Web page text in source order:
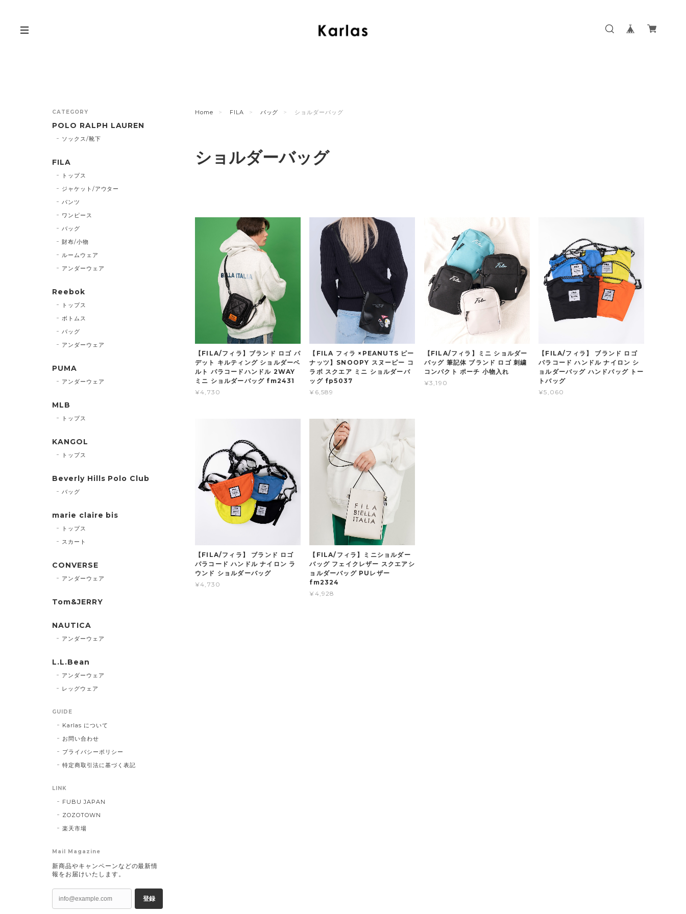
Home FILA バッグ ショルダーバッグ
ショルダーバッグ
【FILA/フィラ】ブランド ロゴ パ
デット キルティング ショルダーベ
ルト パラコードハンドル 2WAY
ミニ ショルダーバッグ fm2431
¥4,730
【FILA フィラ ×PEANUTS ピー
ナッツ】SNOOPY スヌーピー コ
ラボ スクエア ミニ ショルダーバ
ッグ fp5037
¥6,589
【FILA/フィラ】ミニ ショルダー
バッグ 筆記体 ブランド ロゴ 刺繍
コンパクト ポーチ 小物入れ
¥3,190
【FILA/フィラ】 ブランド ロゴ
パラコード ハンドル ナイロン シ
ョルダーバッグ ハンドバッグ トー
トバッグ
¥5,060
【FILA/フィラ】 ブランド ロゴ
パラコード ハンドル ナイロン ラ
ウンド ショルダーバッグ
¥4,730
【FILA/フィラ】ミニショルダー
バッグ フェイクレザー スクエアシ
ョルダーバッグ PUレザー
fm2324
¥4,928
CATEGORY
POLO RALPH LAUREN
ソックス/靴下
FILA
トップス
ジャケット/アウター
パンツ
ワンピース
バッグ
財布/小物
ルームウェア
アンダーウェア
Reebok
トップス
ボトムス
バッグ
アンダーウェア
PUMA
アンダーウェア
MLB
トップス
KANGOL
トップス
Beverly Hills Polo Club
バッグ
marie claire bis
トップス
スカート
CONVERSE
アンダーウェア
Tom&JERRY
NAUTICA
アンダーウェア
L.L.Bean
アンダーウェア
レッグウェア
GUIDE
Karlas について
お問い合わせ
プライバシーポリシー
特定商取引法に基づく表記
LINK
FUBU JAPAN
ZOZOTOWN
楽天市場
Mail Magazine
新商品やキャンペーンなどの最新情
報をお届けいたします。
登録